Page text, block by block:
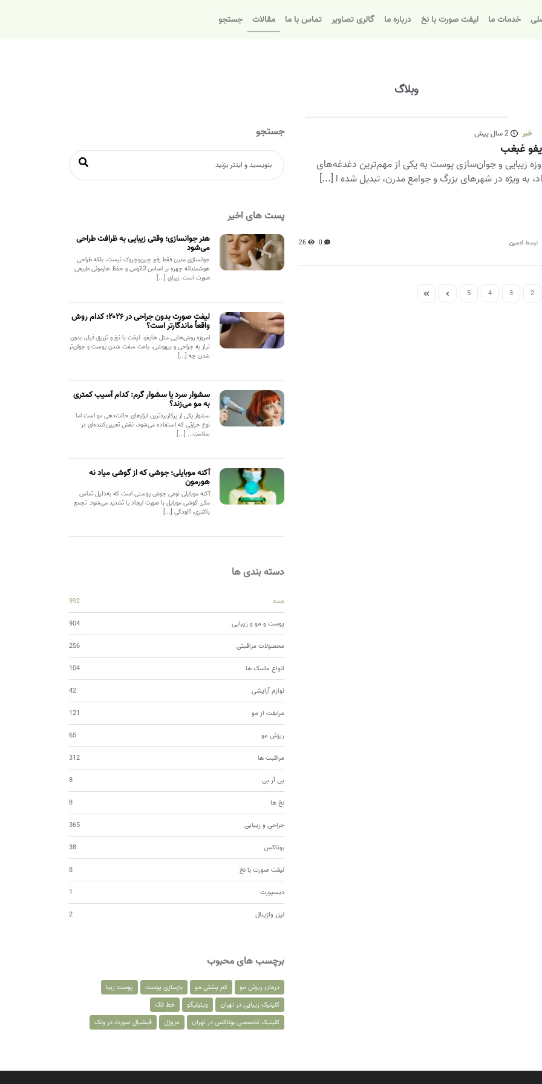
خدمات ما لیفت صورت با نخ درباره ما گالری تصاویر تماس با ما مقالات جستجو
وبلاگ
خبر 2 سال پیش
غبغب
زیبایی و جوان‌سازی پوست به یکی از مهم‌ترین دغدغه‌های
به ویژه در شهرهای بزرگ و جوامع مدرن، تبدیل شده ا [...]
توسطادمین 0
26
2
3
4
5
جستجو
پست های اخیر
هنر جوانسازی؛ وقتی زیبایی به ظرافت طراحی
می‌شود
جوانسازی مدرن فقط رفع چین‌وچروک نیست، بلکه طراحی
هوشمندانه چهره بر اساس آناتومی و حفظ هارمونی طبیعی
صورت است. زیبای [...]
لیفت صورت بدون جراحی در ۲۰۲۶؛ کدام روش
واقعاً ماندگارتر است؟
امروزه روش‌هایی مثل هایفو، لیفت با نخ و تزریق فیلر، بدون
نیاز به جراحی و بیهوشی، باعث سفت شدن پوست و جوان‌تر
شدن چه [...]
سشوار سرد یا سشوار گرم: کدام آسیب کمتری
به مو می‌زند؟
سشوار یکی از پرکاربردترین ابزارهای حالت‌دهی مو است اما
نوع حرارتی که استفاده می‌شود، نقش تعیین‌کننده‌ای در
سلامت... [...]
آکنه موبایلی؛ جوشی که از گوشی میاد نه
هورمون
آکنه موبایلی نوعی جوش پوستی است که به‌دلیل تماس
مکرر گوشی موبایل با صورت ایجاد یا تشدید می‌شود. تجمع
باکتری، آلودگی [...]
دسته بندی ها
همه 992
پوست و مو و زیبایی 904
محصولات مراقبتی 256
انواع ماسک ها 104
لوازم آرایشی 42
مرابقت از مو 121
ریزش مو 65
مراقبت ها 312
پی آر پی 8
نخ ها 8
جراحی و زیبایی 365
بوتاکس 38
لیفت صورت با نخ 8
دیسپورت 1
لیزر واژینال 2
برچسب های محبوب
درمان ریزش مو کم پشتی مو بازسازی پوست
پوست زیبا
کلینیک زیبایی در تهران
ویتیلیگو
خط فک
کلینیک تخصصی بوتاکس در تهران
مزوژل فیشیال صورت در ونک